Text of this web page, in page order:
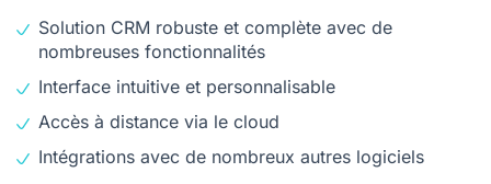
Solution CRM robuste et complète avec de
nombreuses fonctionnalités
Interface intuitive et personnalisable
Accès à distance via le cloud
Intégrations avec de nombreux autres logiciels